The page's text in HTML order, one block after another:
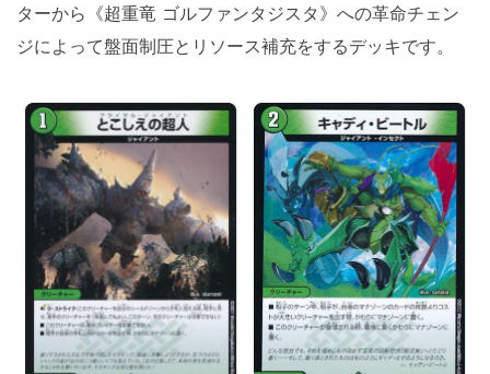
ターから《超重竜 ゴルファンタジスタ》への革命チェン
ジによって盤面制圧とリソース補充をするデッキです。